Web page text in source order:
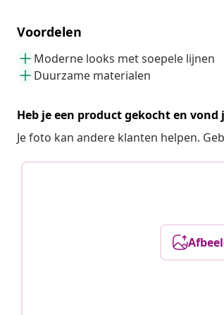
Voordelen
Moderne looks met soepele lijnen
Duurzame materialen
Heb je een product gekocht en
Je foto kan andere klanten helpen.